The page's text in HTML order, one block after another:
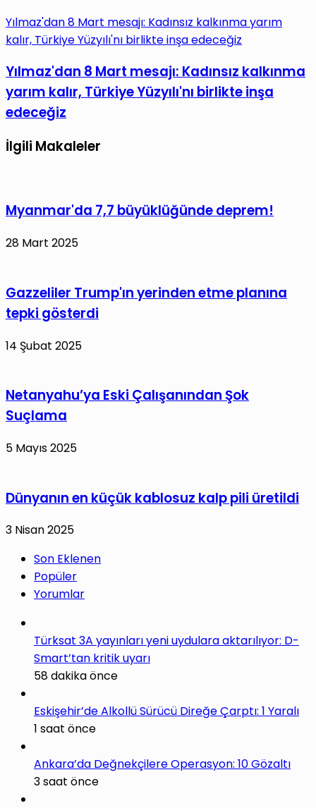
Yılmaz'dan 8 Mart mesajı: Kadınsız kalkınma yarım
kalır, Türkiye Yüzyılı'nı birlikte inşa edeceğiz
Yılmaz'dan 8 Mart mesajı: Kadınsız kalkınma
yarım kalır, Türkiye Yüzyılı'nı birlikte inşa
edeceğiz
İlgili Makaleler
Myanmar'da 7,7 büyüklüğünde deprem!
28 Mart 2025
Gazzeliler Trump'ın yerinden etme planına
tepki gösterdi
14 Şubat 2025
Netanyahu’ya Eski Çalışanından Şok
Suçlama
5 Mayıs 2025
Dünyanın en küçük kablosuz kalp pili üretildi
3 Nisan 2025
Son Eklenen
Popüler
Yorumlar
Türksat 3A yayınları yeni uydulara aktarılıyor: D-
Smart’tan kritik uyarı
58 dakika önce
Eskişehir’de Alkollü Sürücü Direğe Çarptı: 1 Yaralı
1 saat önce
Ankara’da Değnekçilere Operasyon: 10 Gözaltı
3 saat önce